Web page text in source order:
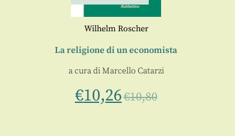
Wilhelm Roscher
La religione di un economista
a cura diMarcello Catarzi
€10,26€10,80